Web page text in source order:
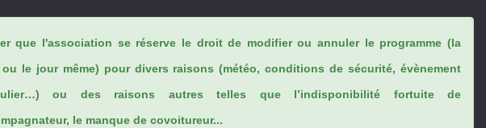
que l'association se réserve le droit de modifier ou annuler le programme (la
le jour même) pour divers raisons (météo, conditions de sécurité, évènement
ou des raisons autres telles que l’indisponibilité fortuite de
le manque de covoitureur...